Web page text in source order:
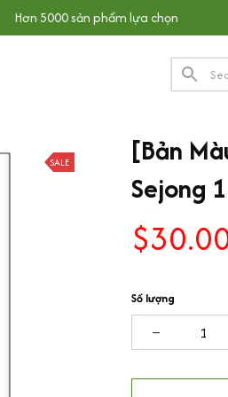
Hơn 5000 sản phẩm lựa chọn
SALE
[Bản
Sejong
Số lượng